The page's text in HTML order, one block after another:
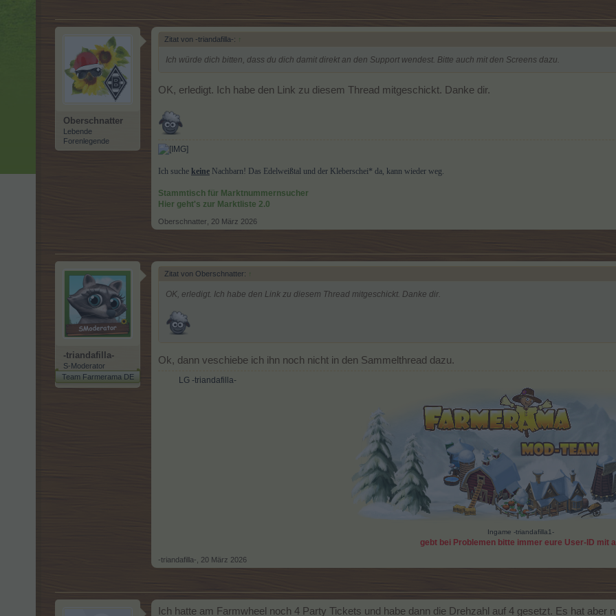
Oberschnatter
Lebende
Forenlegende
Zitat von -triandafilla-: ↑
Ich würde dich bitten, dass du dich damit direkt an den Support wendest. Bitte auch mit den Screens dazu.
OK, erledigt. Ich habe den Link zu diesem Thread mitgeschickt. Danke dir.
Ich suche keine Nachbarn! Das Edelweißtal und der Kleberschei* da, kann wieder weg.
Stammtisch für Marktnummernsucher
Hier geht's zur Marktliste 2.0
Oberschnatter 20 März 2026
-triandafilla-
S-Moderator
Team Farmerama DE
Zitat von Oberschnatter: ↑
OK, erledigt. Ich habe den Link zu diesem Thread mitgeschickt. Danke dir.
Ok, dann veschiebe ich ihn noch nicht in den Sammelthread dazu.
LG -triandafilla-
Ingame -triandafilla1-
gebt bei Problemen bitte immer eure User-ID mit
-triandafilla- 20 März 2026
Ich hatte am Farmwheel noch 4 Party Tickets und habe dann die Drehzahl auf 4 gesetzt. Es hat aber